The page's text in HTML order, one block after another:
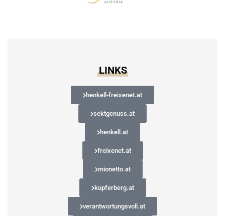
LINKS
henkell-freixenet.at
sektgenuss.at
henkell.at
freixenet.at
mionetto.at
kupferberg.at
verantwortungsvoll.at